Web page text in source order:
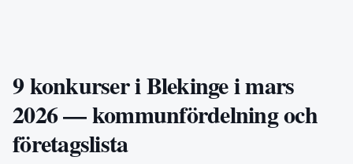
9 konkurser i Blekinge i mars
2026 — kommunfördelning och
företagslista